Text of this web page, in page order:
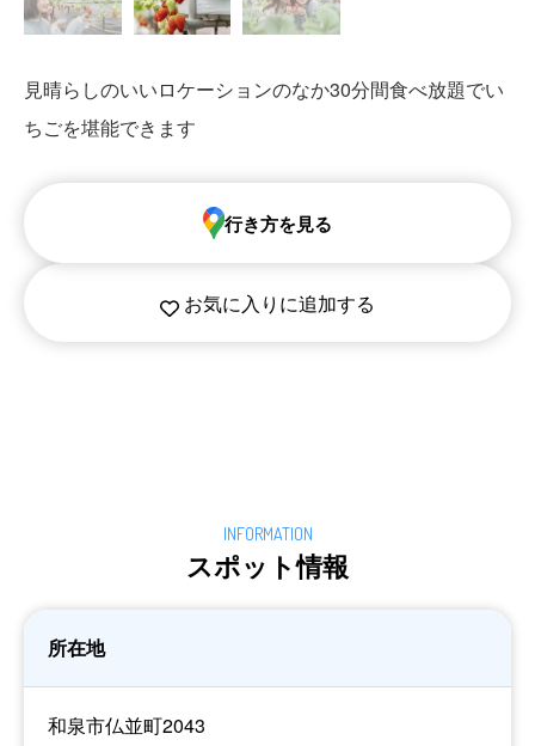
見晴らしのいいロケーションのなか30分間食べ放題でい
ちごを堪能できます
お気に入りに追加する
行き方を見る
スポット情報
所在地
和泉市仏並町2043